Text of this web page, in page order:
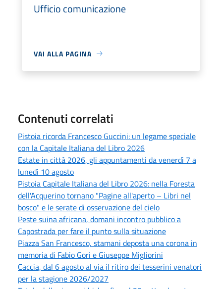
Ufficio comunicazione
VAI ALLA PAGINA
Contenuti correlati
Pistoia ricorda Francesco Guccini: un legame speciale
con la Capitale Italiana del Libro 2026
Estate in città 2026, gli appuntamenti da venerdì 7 a
lunedì 10 agosto
Pistoia Capitale Italiana del Libro 2026: nella Foresta
dell'Acquerino tornano "Pagine all'aperto – Libri nel
bosco" e le serate di osservazione del cielo
Peste suina africana, domani incontro pubblico a
Capostrada per fare il punto sulla situazione
Piazza San Francesco, stamani deposta una corona in
memoria di Fabio Gori e Giuseppe Migliorini
Caccia, dal 6 agosto al via il ritiro dei tesserini venatori
per la stagione 2026/2027